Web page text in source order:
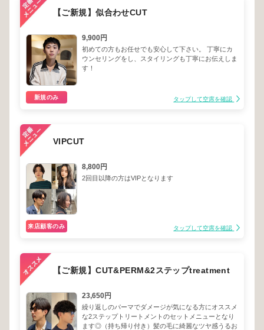
【ご新規】似合わせCUT
9,900円
初めての方もお任せでも安心して下さい。 丁寧にカ
ウンセリングをし、スタイリングも丁寧にお伝えしま
す！
新規のみ タップして空席を確認
VIPCUT
8,800円
2回目以降の方はVIPとなります
来店顧客のみ タップして空席を確認
【ご新規】CUT&PERM&2ステップtreatment
23,650円
繰り返しのパーマでダメージが気になる方にオススメ
な2ステップトリートメントのセットメニューとなり
ます◎（持ち帰り付き）髪の毛に綺麗なツヤ感うるお